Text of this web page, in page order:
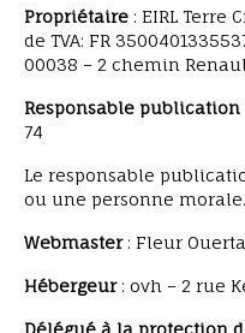
Propriétaire : EIRL Terre
de TVA: FR
00038 – 2 chemin
Responsable publication
74
Le responsable
ou une personne morale.
Webmaster: Fleur
Hébergeur: ovh – 2 rue
Délégué à la protection